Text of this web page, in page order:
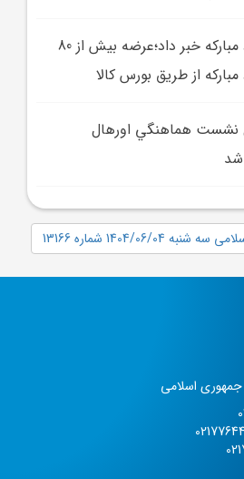
معاون فروش فولاد مبارکه خبر داد؛عرضه بيش از 80
از طريق بورس كالا
نشست هماهنگي اورهال
شد
06/04 شماره 13166
جمهوری اسلامی